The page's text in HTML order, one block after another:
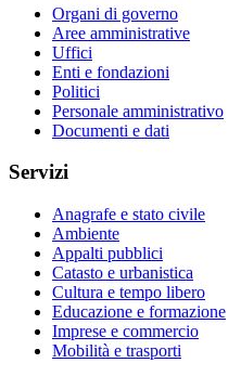
Organi di governo
Aree amministrative
Uffici
Enti e fondazioni
Politici
Personale amministrativo
Documenti e dati
Servizi
Anagrafe e stato civile
Ambiente
Appalti pubblici
Catasto e urbanistica
Cultura e tempo libero
Educazione e formazione
Imprese e commercio
Mobilità e trasporti